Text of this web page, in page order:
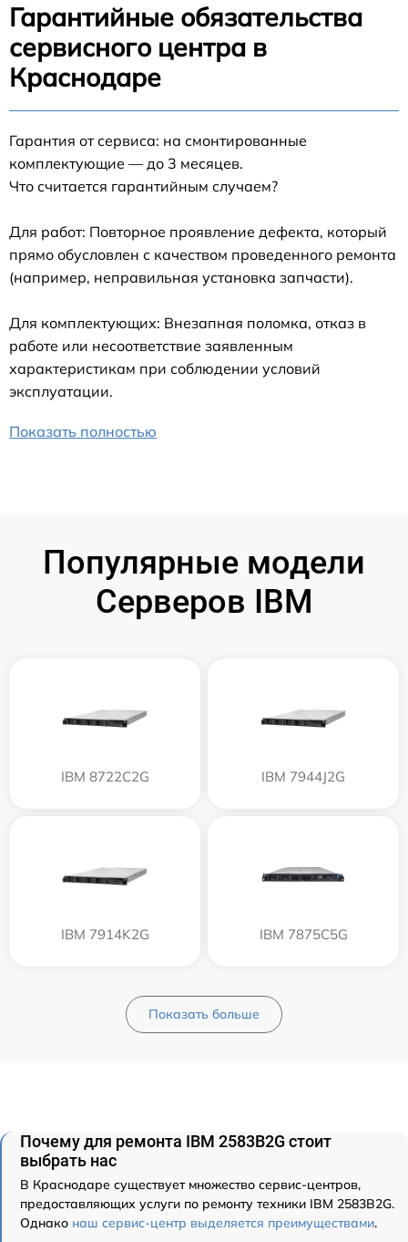
Гарантийные обязательства
сервисного центра в
Краснодаре
Гарантия от сервиса: на смонтированные
комплектующие — до 3 месяцев.
Что считается гарантийным случаем?
Для работ: Повторное проявление дефекта, который
прямо обусловлен с качеством проведенного ремонта
(например, неправильная установка запчасти).
Для комплектующих: Внезапная поломка, отказ в
работе или несоответствие заявленным
характеристикам при соблюдении условий
эксплуатации.
Показать полностью
Популярные модели
Серверов IBM
IBM 8722C2G IBM 7944J2G
IBM 7914K2G IBM 7875C5G
Показать больше
Почему для ремонта IBM 2583B2G стоит
выбрать нас
В Краснодаре существует множество сервис-центров,
предоставляющих услуги по ремонту техники IBM 2583B2G.
Однако наш сервис-центр выделяется преимуществами.